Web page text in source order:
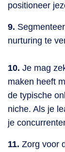
positioneer
9.
nurturing te
10. Je mag
maken heeft
de typische
niche. Als je
je
11. Zorg voor